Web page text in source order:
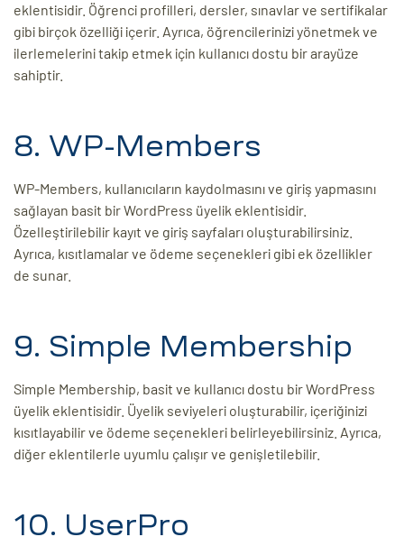
eklentisidir. Öğrenci profilleri, dersler, sınavlar ve sertifikalar
gibi birçok özelliği içerir. Ayrıca, öğrencilerinizi yönetmek ve
ilerlemelerini takip etmek için kullanıcı dostu bir arayüze
sahiptir.
8. WP-Members
WP-Members, kullanıcıların kaydolmasını ve giriş yapmasını
sağlayan basit bir WordPress üyelik eklentisidir.
Özelleştirilebilir kayıt ve giriş sayfaları oluşturabilirsiniz.
Ayrıca, kısıtlamalar ve ödeme seçenekleri gibi ek özellikler
de sunar.
9. Simple Membership
Simple Membership, basit ve kullanıcı dostu bir WordPress
üyelik eklentisidir. Üyelik seviyeleri oluşturabilir, içeriğinizi
kısıtlayabilir ve ödeme seçenekleri belirleyebilirsiniz. Ayrıca,
diğer eklentilerle uyumlu çalışır ve genişletilebilir.
10. UserPro